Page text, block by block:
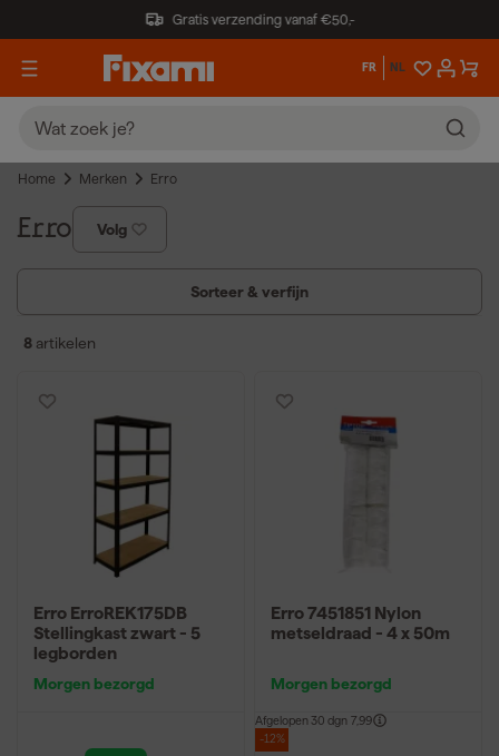
Gratis verzending vanaf €50,-
FR NL
Home Merken Erro
Erro Volg
Sorteer & verfijn
8 artikelen
Erro ErroREK175DB
Stellingkast zwart - 5
legborden
Morgen bezorgd
Erro 7451851 Nylon
metseldraad - 4 x 50m
Morgen bezorgd
Afgelopen 30 dgn 7,99
-12%